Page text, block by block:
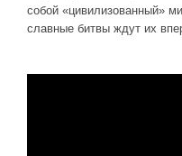
собой «цивилизованный»
славные битвы ждут их